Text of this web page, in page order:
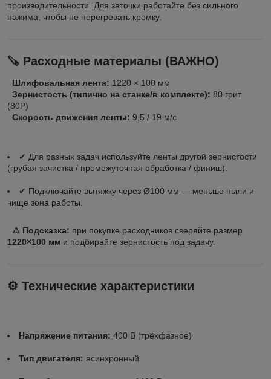
производительности. Для заточки работайте без сильного
нажима, чтобы не перегревать кромку.
🪚 Расходные материалы (ВАЖНО)
Шлифовальная лента: 1220 × 100 мм
Зернистость (типично на станке/в комплекте): 80 грит
(80Р)
Скорость движения ленты: 9,5 / 19 м/с
✔ Для разных задач используйте ленты другой зернистости
(грубая зачистка / промежуточная обработка / финиш).
✔ Подключайте вытяжку через Ø100 мм — меньше пыли и
чище зона работы.
⚠️ Подсказка: при покупке расходников сверяйте размер
1220×100 мм и подбирайте зернистость под задачу.
⚙️ Технические характеристики
Напряжение питания: 400 В (трёхфазное)
Тип двигателя: асинхронный